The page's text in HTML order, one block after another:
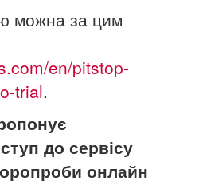
можна за цим
en/pitstop-
trial.
до сервісу
онлайн